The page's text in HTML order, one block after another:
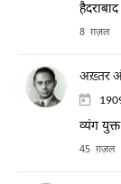
8 ग़ज़ल
अख़्तर
व्यंग
45 ग़ज़ल